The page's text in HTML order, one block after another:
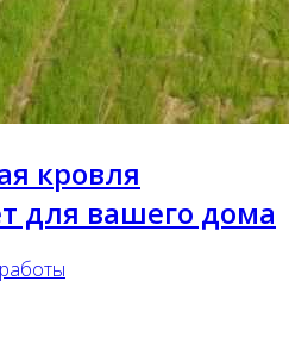
кровля
для вашего дома